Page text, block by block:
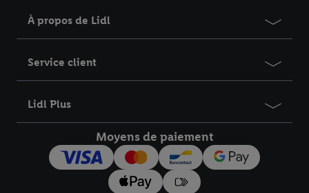
À propos de Lidl
Service client
Lidl Plus
Moyens de paiement